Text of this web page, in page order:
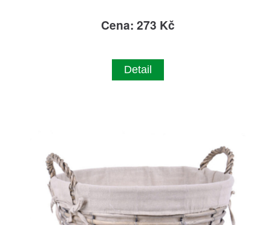
Cena: 273 Kč
Detail